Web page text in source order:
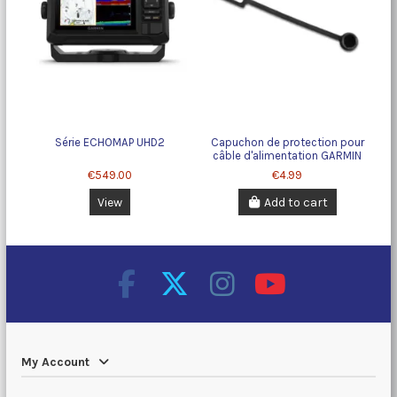
Série ECHOMAP UHD2
€549.00
View
Capuchon de protection pour
câble d'alimentation GARMIN
€4.99
Add to cart
My Account